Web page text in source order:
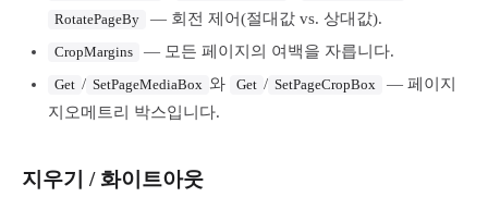
RotatePageBy — 회전 제어(절대값 vs. 상대값).
CropMargins — 모든 페이지의 여백을 자릅니다.
Get / SetPageMediaBox 와 Get / SetPageCropBox
— 페이지
지오메트리 박스입니다.
지우기 / 화이트아웃